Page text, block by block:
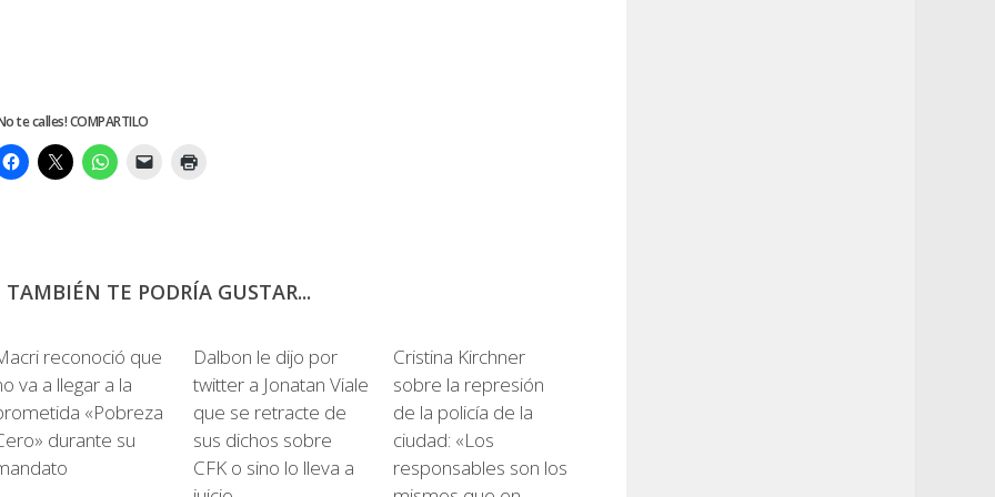
te calles! COMPARTILO
TAMBIÉN TE PODRÍA GUSTAR...
reconoció que
va a llegar a la
«Pobreza
durante su
Dalbon le dijo por
twitter a Jonatan Viale
que se retracte de
sus dichos sobre
CFK o sino lo lleva a
Cristina Kirchner
sobre la represión
de la policía de la
ciudad: «Los
responsables son los